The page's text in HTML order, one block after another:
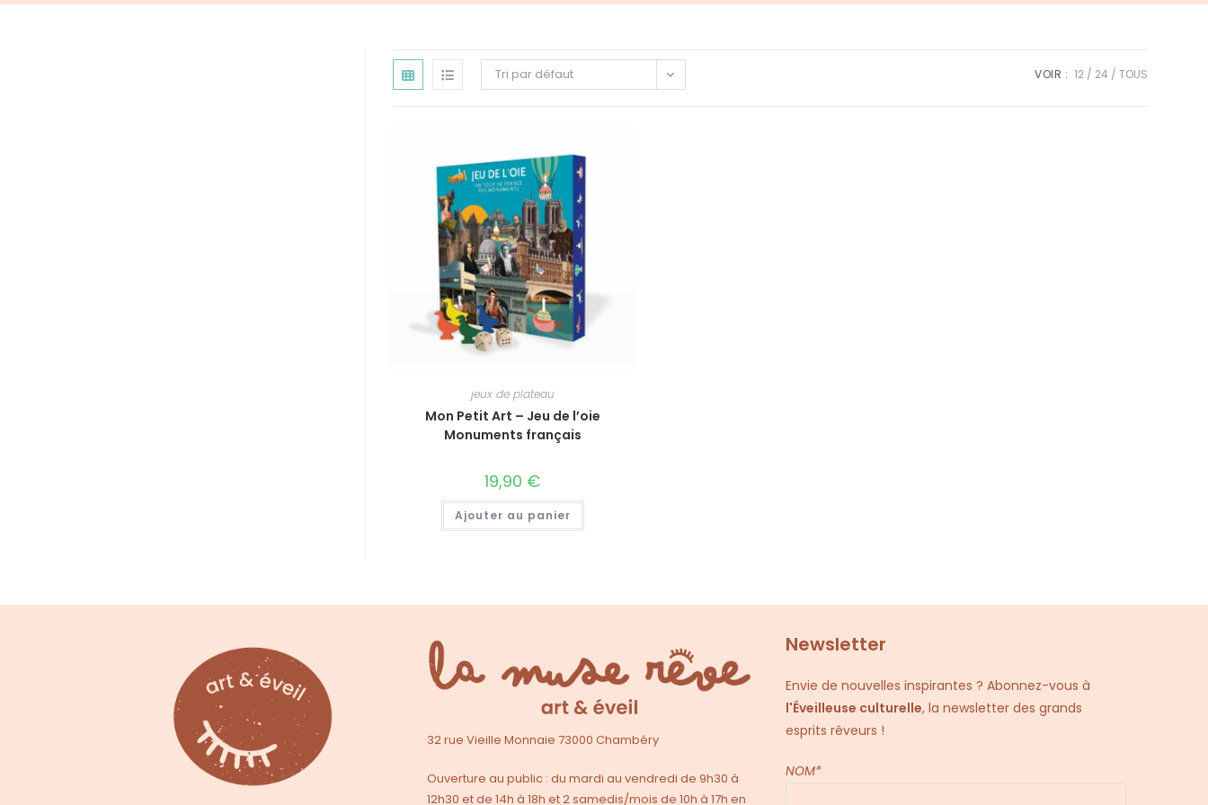
Tri par défaut VOIR : 12 24 TOUS
jeux de plateau
Mon Petit Art – Jeu de l’oie
Monuments français
19,90 €
Ajouter au panier
32 rue Vieille Monnaie 73000 Chambéry
Ouverture au public : du mardi au vendredi de 9h30 à
12h30 et de 14h à 18h et 2 samedis/mois de 10h à 17h en
Newsletter
Envie de nouvelles inspirantes ? Abonnez-vous à
l'Éveilleuse culturelle, la newsletter des grands
esprits rêveurs !
NOM*